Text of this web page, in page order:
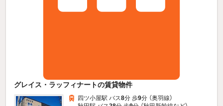
グレイス・ラッフィナートの賃貸物件
四ツ小屋駅 バス8分 歩9分 （奥羽線）